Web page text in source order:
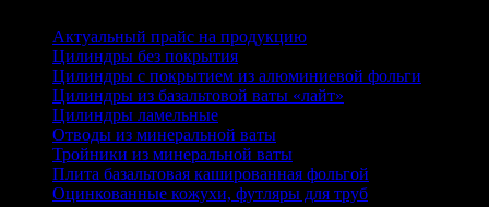
Актуальный прайс на продукцию
Цилиндры без покрытия
Цилиндры с покрытием из алюминиевой фольги
Цилиндры из базальтовой ваты «лайт»
Цилиндры ламельные
Отводы из минеральной ваты
Тройники из минеральной ваты
Плита базальтовая кашированная фольгой
Оцинкованные кожухи, футляры для труб